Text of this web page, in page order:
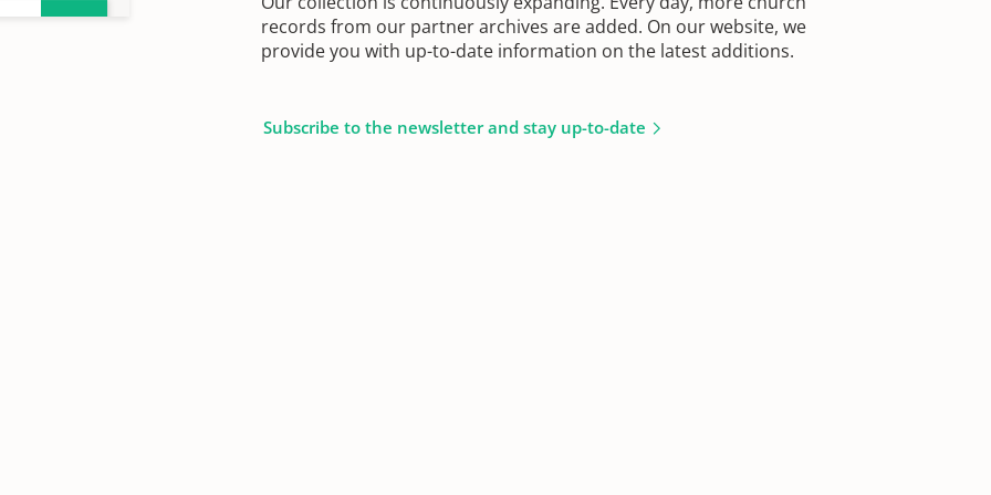
records from our partner archives are added. On our website, we
provide you with up-to-date information on the latest additions.
Subscribe to the newsletter and stay up-to-date